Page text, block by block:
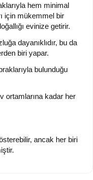
hem minimal
için mükemmel bir
evinize getirir.
dayanıklıdır, bu da
biri yapar.
bulunduğu
ortamlarına kadar her
ancak her biri